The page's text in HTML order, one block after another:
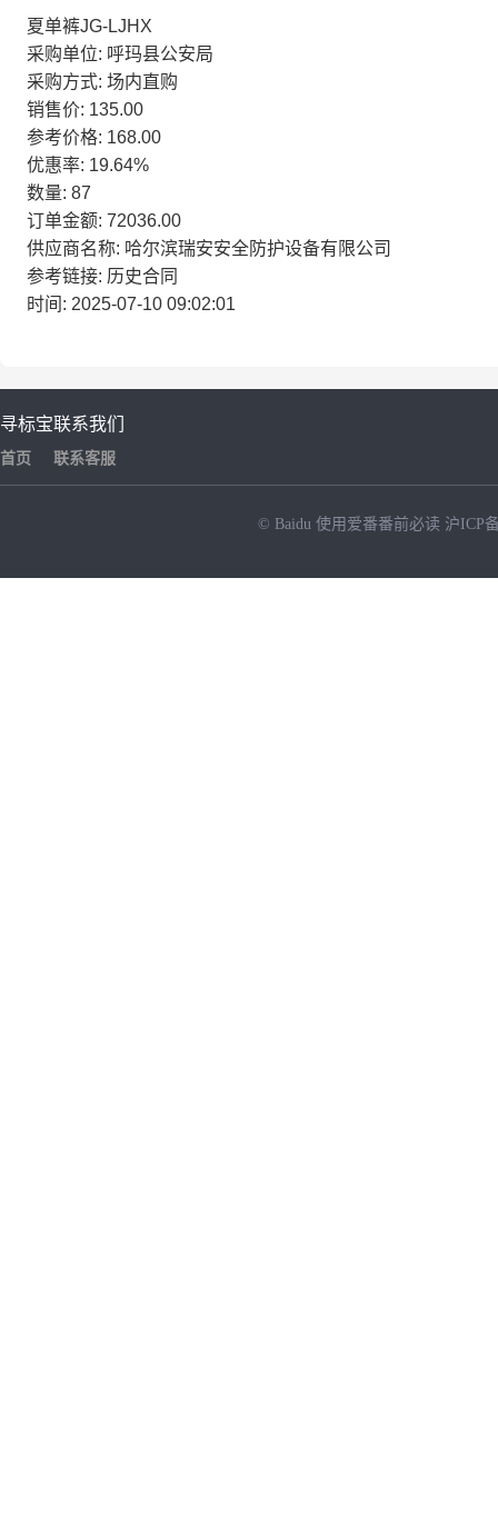
夏单裤JG-LJHX
采购单位: 呼玛县公安局
采购方式: 场内直购
销售价: 135.00
参考价格: 168.00
优惠率: 19.64%
数量: 87
订单金额: 72036.00
供应商名称: 哈尔滨瑞安安全防护设备有限公司
参考链接: 历史合同
时间: 2025-07-10 09:02:01
寻标宝
首页
联系我们
联系客服
© Baidu 使用爱番番前必读 沪ICP